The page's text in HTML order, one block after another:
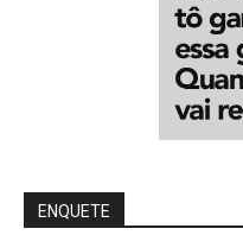
ENQUETE